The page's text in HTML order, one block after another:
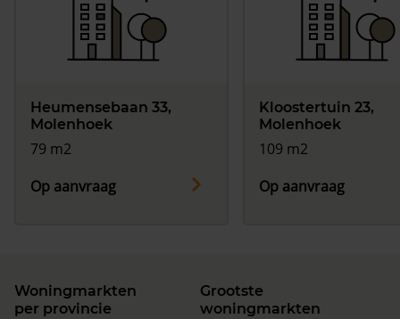
Heumensebaan 33,
Molenhoek
79 m2
Op aanvraag
Kloostertuin 23,
Molenhoek
109 m2
Op aanvraag
Woningmarkten
per provincie
Grootste
woningmarkten